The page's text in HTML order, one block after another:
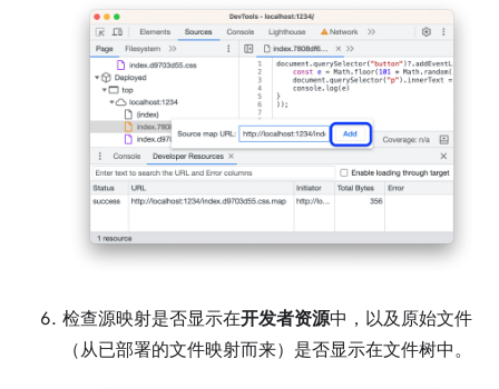
检查源映射是否显示在开发者资源中，以及原始文件
（从已部署的文件映射而来）是否显示在文件树中。